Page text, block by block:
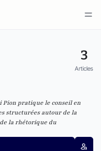
3
Articles
pratique le conseil en
structurées autour de la
la rhétorique du